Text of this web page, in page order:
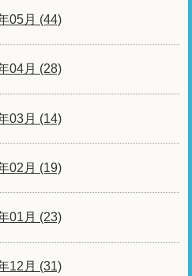
05月 (44)
04月 (28)
03月 (14)
02月 (19)
01月 (23)
12月 (31)